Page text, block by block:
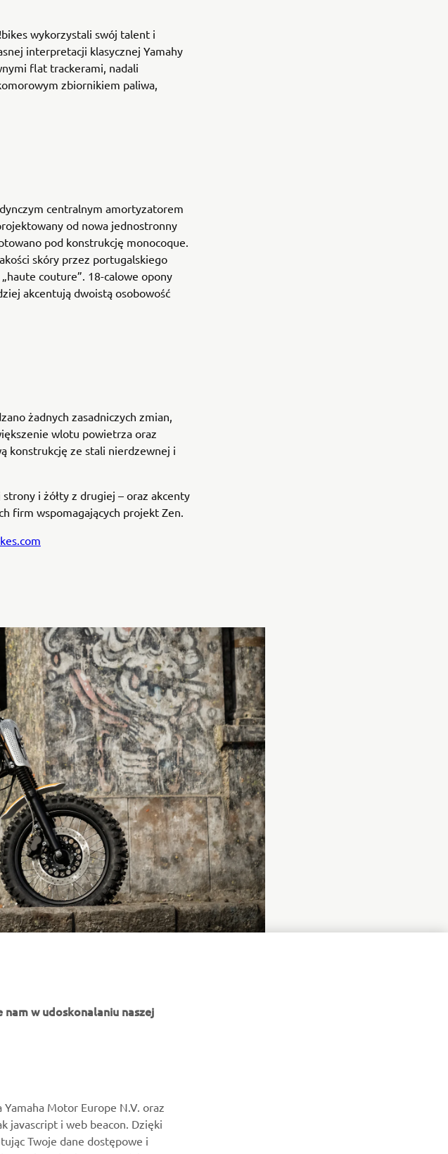
wykorzystali swój talent i
interpretacji klasycznej Yamahy
flat trackerami, nadali
zbiornikiem paliwa,
centralnym amortyzatorem
od nowa jednostronny
pod konstrukcję monocoque.
skóry przez portugalskiego
couture”. 18-calowe opony
akcentują dwoistą osobowość
żadnych zasadniczych zmian,
wlotu powietrza oraz
konstrukcję ze stali nierdzewnej i
i żółty z drugiej – oraz akcenty
firm wspomagających projekt Zen.
konserwację
wydarzeniach specjalnych, nowościach i nie tylko
w udoskonalaniu naszej
Motor Europe N.V. oraz
javascript i web beacon. Dzięki
Twoje dane dostępowe i